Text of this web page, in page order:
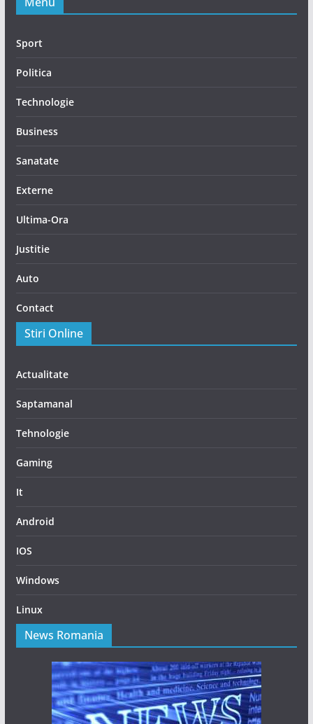
Sport
Politica
Technologie
Business
Sanatate
Externe
Ultima-Ora
Justitie
Auto
Contact
Stiri Online
Actualitate
Saptamanal
Tehnologie
Gaming
It
Android
IOS
Windows
Linux
News Romania